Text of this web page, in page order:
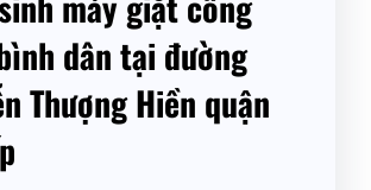
dân tại đường
Thượng Hiền quận